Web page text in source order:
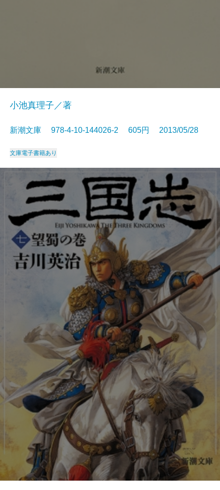
小池真理子／著
新潮文庫 978-4-10-144026-2 605円 2013/05/28
文庫電子書籍あり